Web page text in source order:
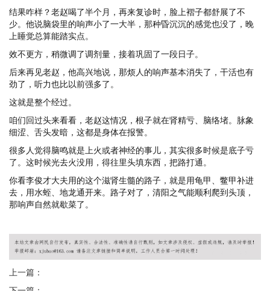
结果咋样？老赵喝了半个月，再来复诊时，脸上褶子都舒展了不
少。他说脑袋里的响声小了一大半，那种昏沉沉的感觉也没了，晚
上睡觉总算能踏实点。
效不更方，稍微调了调剂量，接着巩固了一段日子。
后来再见老赵，他高兴地说，那烦人的响声基本消失了，干活也有
劲了，听力也比以前强多了。
这就是整个经过。
咱们回过头来看看，老赵这情况，根子就在肾精亏、脑络堵。脉象
细涩、舌头发暗，这都是身体在报警。
很多人觉得脑鸣就是上火或者神经的事儿，其实很多时候是底子亏
了。这时候光去火没用，得往里头填东西，把路打通。
你看李俊才大夫用的这个滋肾生髓的路子，就是用龟甲、鳖甲补进
去，用水蛭、地龙通开来。路子对了，清阳之气能顺利爬到头顶，
那响声自然就歇菜了。
上一篇：